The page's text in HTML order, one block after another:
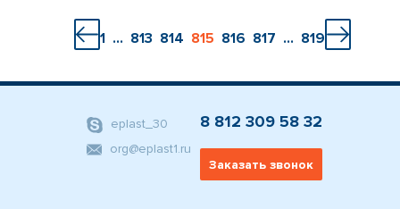
1 ... 813 814 815 816 817 ... 819
eplast_30
org@eplast1.ru
8 812 309 58 32
Заказать звонок